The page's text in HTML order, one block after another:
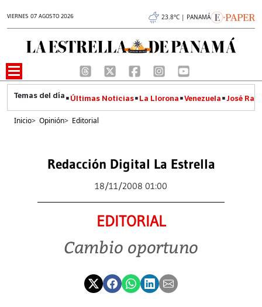
VIERNES 07 AGOSTO 2026 23.8°C | PANAMÁ
Últimas Noticias La Llorona Venezuela José
Inicio> Opinión> Editorial
Redacción Digital La Estrella
18/11/2008 01:00
EDITORIAL
Cambio oportuno